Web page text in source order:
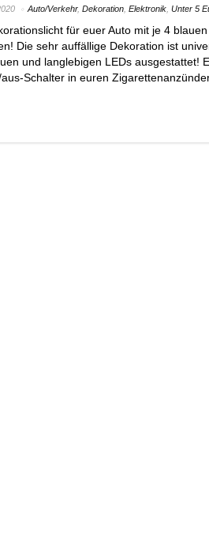
Auto/Verkehr, Dekoration Elektronik Unter 5
für euer Auto mit je 4
Die sehr auffällige Dekoration ist
und langlebigen LEDs ausgestattet!
Schalter in euren Zigarettenanzünder